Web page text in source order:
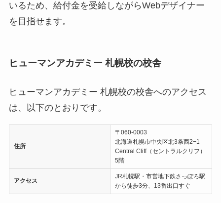
いるため、給付金を受給しながらWebデザイナー
を目指せます。
ヒューマンアカデミー 札幌校の校舎
ヒューマンアカデミー 札幌校の校舎へのアクセス
は、以下のとおりです。
住所
〒060-0003
北海道札幌市中央区北3条西2−1
Central Cliff（セントラルクリフ）
5階
アクセス
JR札幌駅・市営地下鉄さっぽろ駅
から徒歩3分、13番出口すぐ